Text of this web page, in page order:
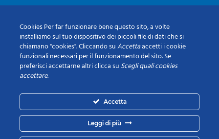
Cookies Per far funzionare bene questo sito, a volte
installiamo sul tuo dispositivo dei piccoli file di dati che si
chiamano "cookies". Cliccando suAccettaaccetti i cookie
funzionali necessari per il funzionamento del sito. Se
preferisci accettarne altri clicca su Scegli quali cookies
accettare.
Accetta
Leggi di più